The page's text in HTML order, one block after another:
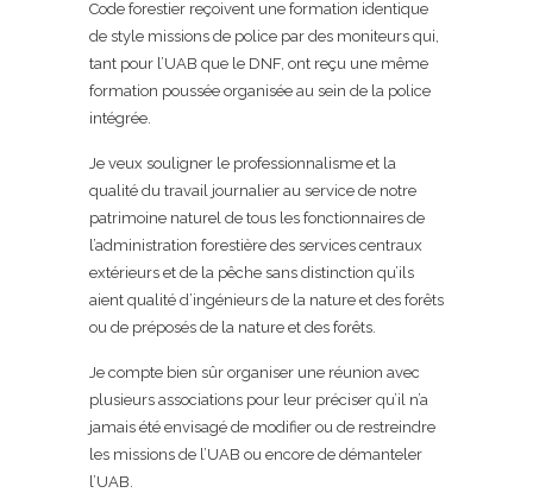
Code forestier reçoivent une formation identique
de style missions de police par des moniteurs qui,
tant pour l’UAB que le DNF, ont reçu une même
formation poussée organisée au sein de la police
intégrée.
Je veux souligner le professionnalisme et la
qualité du travail journalier au service de notre
patrimoine naturel de tous les fonctionnaires de
l’administration forestière des services centraux
extérieurs et de la pêche sans distinction qu’ils
aient qualité d’ingénieurs de la nature et des forêts
ou de préposés de la nature et des forêts.
Je compte bien sûr organiser une réunion avec
plusieurs associations pour leur préciser qu’il n’a
jamais été envisagé de modifier ou de restreindre
les missions de l’UAB ou encore de démanteler
l’UAB.